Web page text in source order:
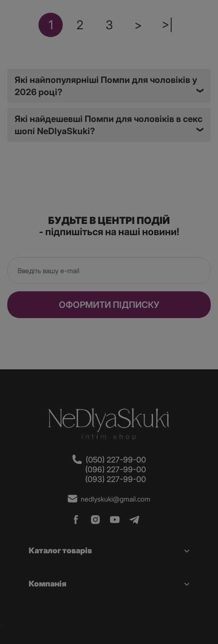
1 2 3 > >|
Які найпопулярніші Помпи для чоловіків у
2026 році?
❯
Які найдешевші Помпи для чоловіків в секс
шопі NeDlyaSkuki?
❯
БУДЬТЕ В ЦЕНТРІ ПОДІЙ
- підпишіться на наші новини!
ОФОРМИТИ ПІДПИСКУ
(050) 227-99-00
(096) 227-99-00
(093) 227-99-00
nedlyskuki@gmail.com
Каталог товарів
Компанія